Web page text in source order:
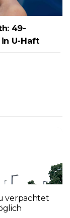
49-
U-Haft
verpachtet